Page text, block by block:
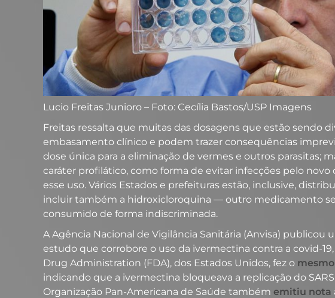
Lucio Freitas Junioro – Foto: Cecília Bastos/USP Imagens
Freitas ressalta que muitas das dosagens que estão sendo
embasamento clínico e podem trazer consequências
dose única para a eliminação de vermes e outros
caráter profilático, como forma de evitar infecções pelo
esse uso. Vários Estados e prefeituras estão, inclusive,
incluir também a hidroxicloroquina — outro medicamento
consumido de forma indiscriminada.
A Agência Nacional de Vigilância Sanitária (Anvisa) publicou
estudo que corrobore o uso da ivermectina contra a covid-
Drug Administration (FDA), dos Estados Unidos, fez o
indicando que a ivermectina bloqueava a replicação do
Organização Pan-Americana de Saúde também emitiu nota